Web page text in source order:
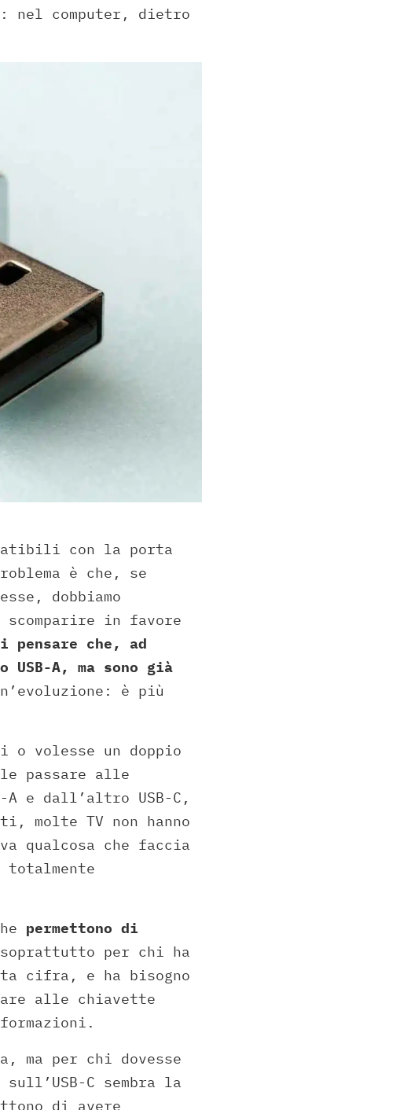
nel computer, dietro
con la porta
è che, se
dobbiamo
scomparire in favore
pensare che, ad
A, ma sono già
è più
o volesse un doppio
passare alle
A e dall’altro USB-C,
TV non hanno
qualcosa che faccia
totalmente
permettono di
per chi ha
cifra, e ha bisogno
alle chiavette
ma per chi dovesse
C sembra la
di avere